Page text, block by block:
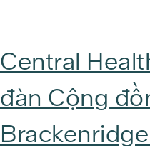
Central
đàn Cộng